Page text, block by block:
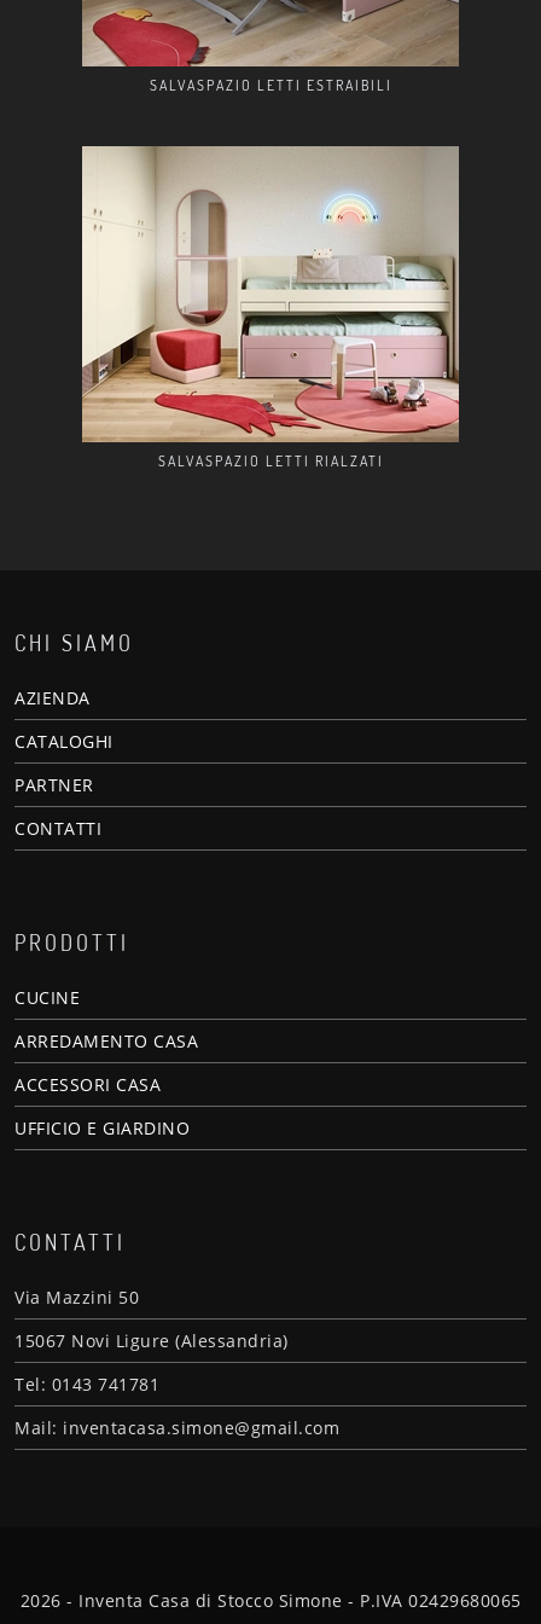
SALVASPAZIO LETTI ESTRAIBILI
SALVASPAZIO LETTI RIALZATI
CHI SIAMO
AZIENDA
CATALOGHI
PARTNER
CONTATTI
PRODOTTI
CUCINE
ARREDAMENTO CASA
ACCESSORI CASA
UFFICIO E GIARDINO
CONTATTI
Via Mazzini 50
15067 Novi Ligure (Alessandria)
Tel: 0143 741781
Mail: inventacasa.simone@gmail.com
2026 - Inventa Casa di Stocco Simone - P.IVA 02429680065